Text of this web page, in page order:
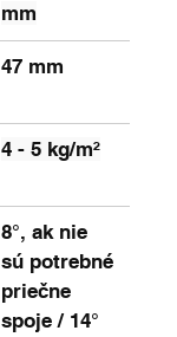
mm
47 mm
4 - 5 kg/m²
8°, ak nie
sú potrebné
priečne
spoje / 14°